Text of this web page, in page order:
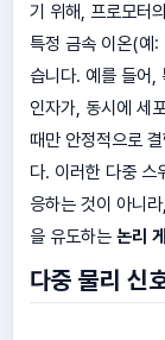
기 위해, 프로모터
특정 금속 이온(예:
습니다. 예를 들어,
인자가, 동시에 세
때만 안정적으로
다. 이러한 다중 스
응하는 것이 아니
을 유도하는 논리
다중 물리 신